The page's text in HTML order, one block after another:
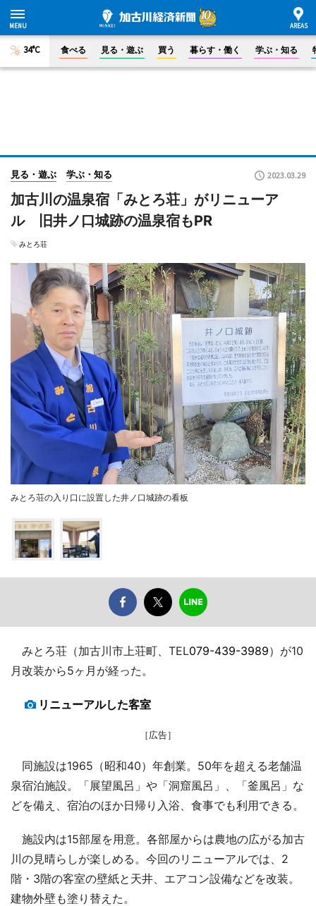
34°C 食べる 見る・遊ぶ 買う 暮らす・働く 学ぶ・知る
見る・遊ぶ 学ぶ・知る 2023.03.29
加古川の温泉宿「みとろ荘」がリニューア
ル 旧井ノ口城跡の温泉宿もPR
みとろ荘
みとろ荘の入り口に設置した井ノ口城跡の看板
みとろ荘（加古川市上荘町、TEL079-439-3989）が10
月改装から5ヶ月が経った。
リニューアルした客室
［広告］
同施設は1965（昭和40）年創業。50年を超える老舗温
泉宿泊施設。「展望風呂」や「洞窟風呂」、「釜風呂」な
どを備え、宿泊のほか日帰り入浴、食事でも利用できる。
施設内は15部屋を用意。各部屋からは農地の広がる加古
川の見晴らしが楽しめる。今回のリニューアルでは、2
階・3階の客室の壁紙と天井、エアコン設備などを改装。
建物外壁も塗り替えた。